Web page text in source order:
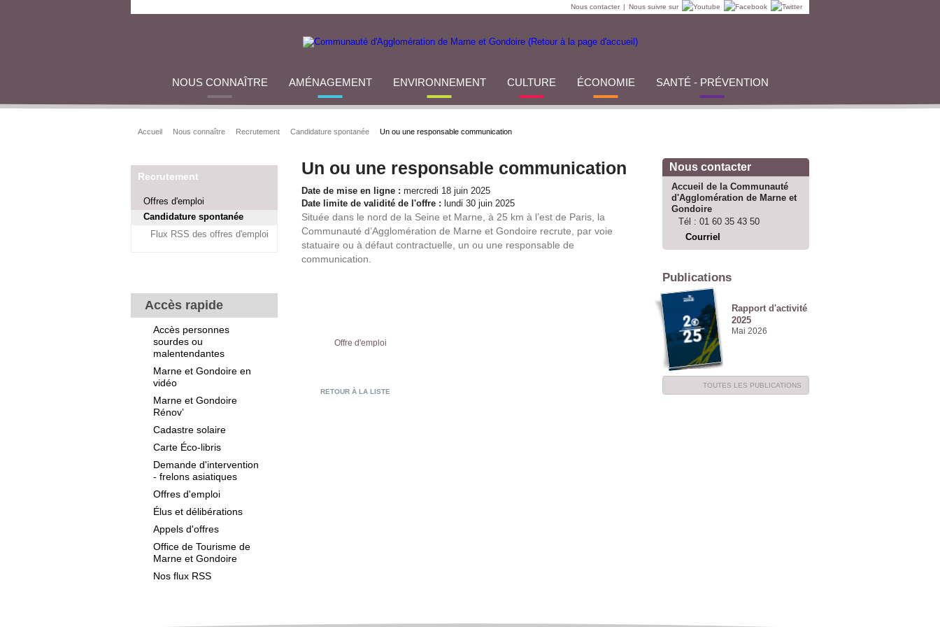
Nous contacter | Nous suivre sur
NOUS CONNAÎTRE AMÉNAGEMENT ENVIRONNEMENT CULTURE ÉCONOMIE SANTÉ - PRÉVENTION
Accueil Nous connaître Recrutement Candidature spontanée Un ou une responsable communication
Recrutement
Offres d'emploi
Candidature spontanée
Flux RSS des offres d'emploi
Accès rapide
Accès personnes
sourdes ou
malentendantes
Marne et Gondoire en
vidéo
Marne et Gondoire
Rénov’
Cadastre solaire
Carte Éco-libris
Demande d'intervention
- frelons asiatiques
Offres d'emploi
Élus et délibérations
Appels d'offres
Office de Tourisme de
Marne et Gondoire
Nos flux RSS
Un ou une responsable communication
Date de mise en ligne : mercredi 18 juin 2025
Date limite de validité de l'offre : lundi 30 juin 2025
Située dans le nord de la Seine et Marne, à 25 km à l’est de Paris, la
Communauté d’Agglomération de Marne et Gondoire recrute, par voie
statuaire ou à défaut contractuelle, un ou une responsable de
communication.
Offre d'emploi
RETOUR À LA LISTE
Nous contacter
Accueil de la Communauté
d'Agglomération de Marne et
Gondoire
Tél : 01 60 35 43 50
Courriel
Publications
Rapport d'activité
2025
Mai 2026
TOUTES LES PUBLICATIONS